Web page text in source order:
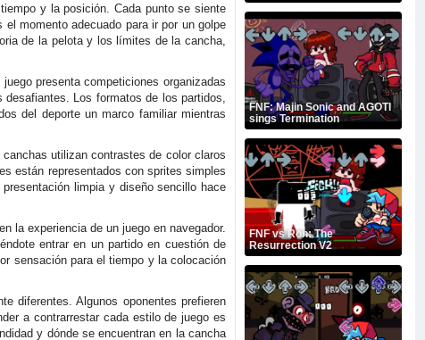
y la posición. Cada punto se siente
momento adecuado para ir por un golpe
de la pelota y los límites de la cancha,
presenta competiciones organizadas
Los formatos de los partidos,
del deporte un marco familiar mientras
utilizan contrastes de color claros
están representados con sprites simples
limpia y diseño sencillo hace
la experiencia de un juego en navegador.
entrar en un partido en cuestión de
sensación para el tiempo y la colocación
diferentes. Algunos oponentes prefieren
a contrarrestar cada estilo de juego es
y dónde se encuentran en la cancha
FNF: Majin Sonic and AGOTI
sings Termination
FNF vs Ron: The
Resurrection V2